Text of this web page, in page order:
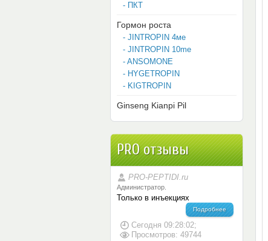
- ПКТ
Гормон роста
- JINTROPIN 4мe
- JINTROPIN 10me
- ANSOMONE
- HYGETROPIN
- KIGTROPIN
Ginseng Kianpi Pil
PRO отзывы
PRO-PEPTIDI.ru
Администратор.
Только в инъекциях
Подробнее
Сегодня 09:28:02;
Просмотров: 49744